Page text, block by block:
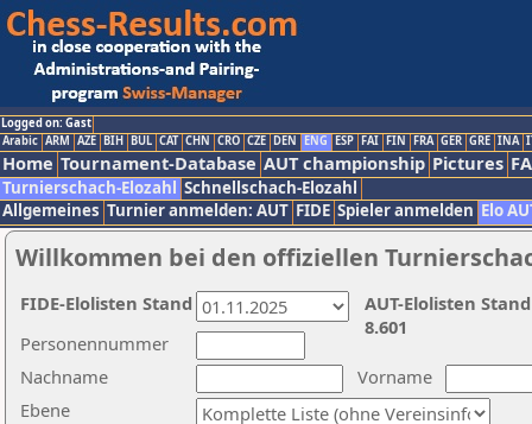
Logged on: Gast
Arabic ARM AZE BIH BUL CAT CHN CRO CZE DEN ENG ESP FAI FIN FRA GER GRE INA
Home Tournament-Database AUT championship Pictures
Turnierschach-Elozahl Schnellschach-Elozahl
Allgemeines Turnier anmelden: AUT FIDE Spieler anmelden Elo
Willkommen bei den offiziellen
Nachname
Vorname
Ebene
Personennummer
AUT-Elolisten
8.601
FIDE-Elolisten Stand